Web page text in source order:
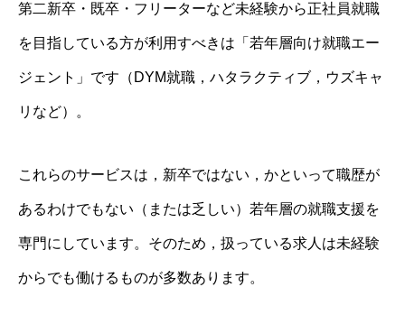
第二新卒・既卒・フリーターなど未経験から正社員就職
を目指している方が利用すべきは「若年層向け就職エー
ジェント」です（DYM就職，ハタラクティブ，ウズキャ
リなど）。
これらのサービスは，新卒ではない，かといって職歴が
あるわけでもない（または乏しい）若年層の就職支援を
専門にしています。そのため，扱っている求人は未経験
からでも働けるものが多数あります。